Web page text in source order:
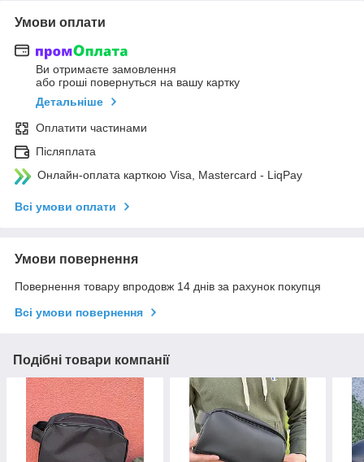
Умови оплати
Ви отримаєте замовлення
або гроші повернуться на вашу картку
Детальніше
Оплатити частинами
Післяплата
Онлайн-оплата карткою Visa, Mastercard - LiqPay
Всі умови оплати
Умови повернення
Повернення товару впродовж 14 днів за рахунок покупця
Всі умови повернення
Подібні товари компанії